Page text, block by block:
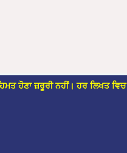
ਹੋਣਾ ਜ਼ਰੂਰੀ ਨਹੀਂ। ਹਰ ਲਿਖਤ ਵਿਚ